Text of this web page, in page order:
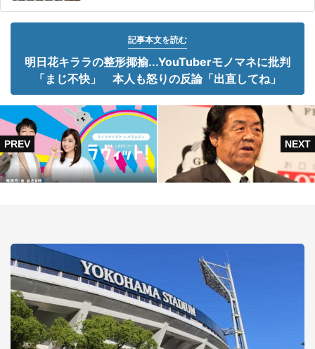
記事本文を読む
明日花キララの整形揶揄...YouTuberモノマネに批判
「まじ不快」 本人も怒りの反論「出直してね」